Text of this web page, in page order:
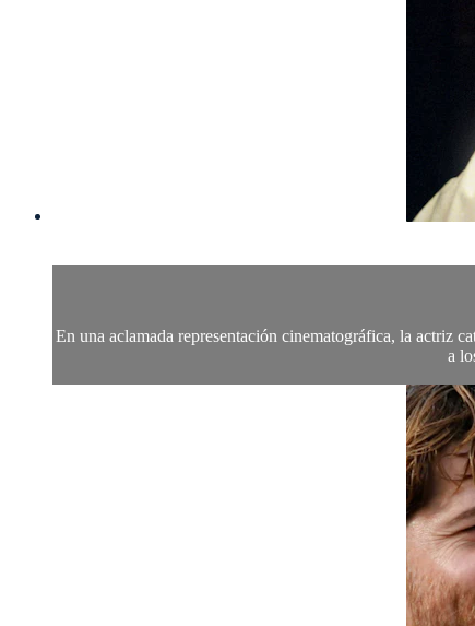
En una aclamada representación cinematográfica, la actriz
a